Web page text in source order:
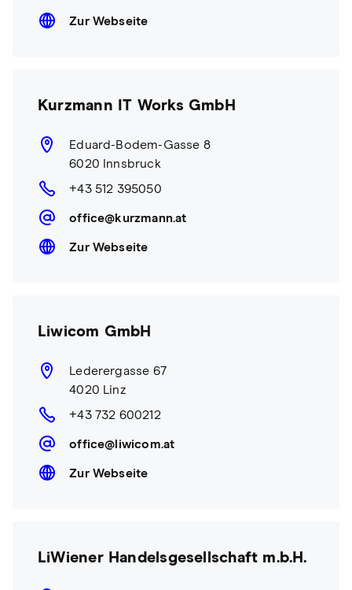
Zur Webseite
Kurzmann IT Works GmbH
Eduard-Bodem-Gasse 8
6020 Innsbruck
+43 512 395050
office@kurzmann.at
Zur Webseite
Liwicom GmbH
Lederergasse 67
4020 Linz
+43 732 600212
office@liwicom.at
Zur Webseite
LiWiener Handelsgesellschaft m.b.H.